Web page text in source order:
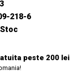
218-6
peste 200 lei